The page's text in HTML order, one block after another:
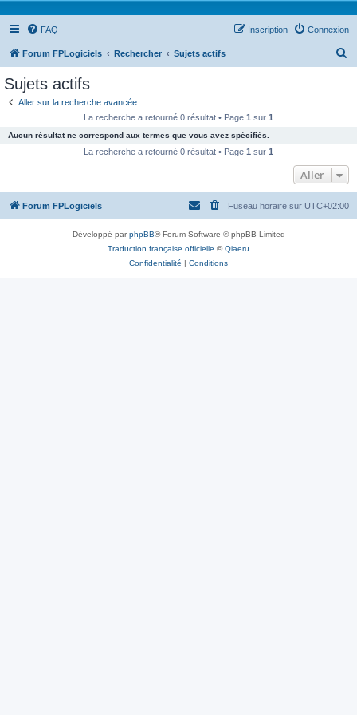
FAQ Connexion
Inscription
Forum FPLogiciels Rechercher Sujets actifs
c
e
Sujets actifs
Aller sur la recherche avancée
La recherche a retourné 0 résultat • Page 1 sur 1
Aucun résultat ne correspond aux termes que vous avez spécifiés.
La recherche a retourné 0 résultat • Page 1 sur 1
Aller
Forum FPLogiciels Fuseau horaire sur UTC+02:00
Développé parphpBB® Forum Software © phpBB Limited
Traduction française officielle ©Qiaeru
Confidentialité | Conditions